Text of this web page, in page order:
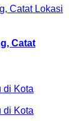
Catat